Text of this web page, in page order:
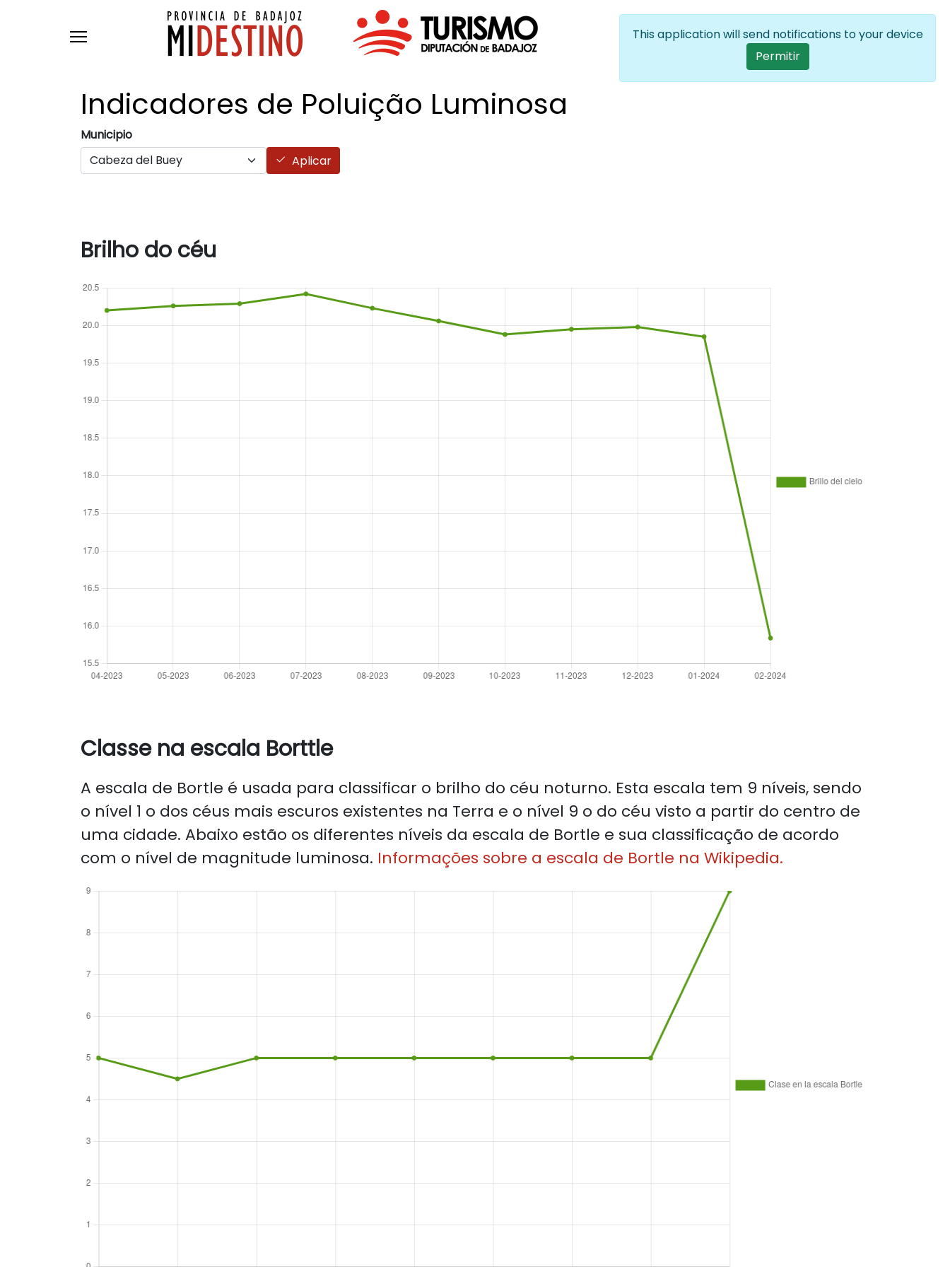
Passar para o conteúdo principal
User account
Entrar PT Lista de ações
Indicadores de Poluição Luminosa
Municipio
Aplicar
Brilho do céu
Classe na escala Borttle
A escala de Bortle é usada para classificar o brilho do céu noturno. Esta escala tem 9 níveis, sendo
o nível 1 o dos céus mais escuros existentes na Terra e o nível 9 o do céu visto a partir do centro de
uma cidade. Abaixo estão os diferentes níveis da escala de Bortle e sua classificação de acordo
com o nível de magnitude luminosa. Informações sobre a escala de Bortle na Wikipedia.
This application will send notifications to your device
Permitir